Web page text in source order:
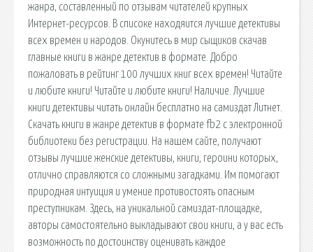
жанра, составленный по отзывам читателей крупных
Интернет-ресурсов. В списоке находяится лучшие детективы
всех времен и народов. Окунитесь в мир сыщиков скачав
главные книги в жанре детектив в формате. Добро
пожаловать в рейтинг 100 лучших книг всех времен! Читайте
и любите книги! Читайте и любите книги! Наличие. Лучшие
книги детективы читать онлайн бесплатно на самиздат Литнет.
Скачать книги в жанре детектив в формате fb2 с электронной
библиотеки без регистрации. На нашем сайте, получают
отзывы лучшие женские детективы, книги, героини которых,
отлично справляются со сложными загадками. Им помогают
природная интуиция и умение противостоять опасным
преступникам. Здесь, на уникальной самиздат-площадке,
авторы самостоятельно выкладывают свои книги, а у вас есть
возможность по достоинству оценивать каждое